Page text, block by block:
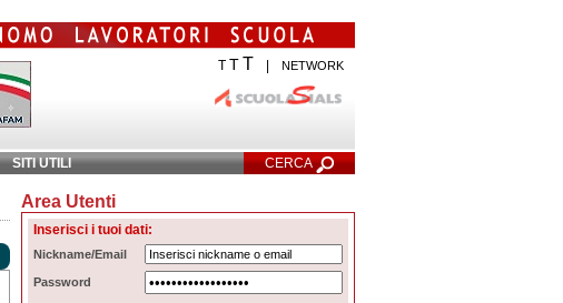
T TT NETWORK
SITI UTILI CERCA
Ricerca Avanzata
Area Utenti
Inserisci i tuoi dati:
Nickname/Email
Password